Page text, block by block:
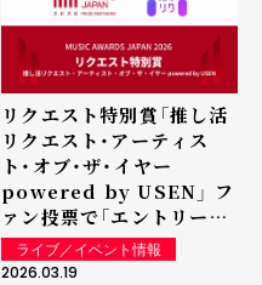
リクエスト特別賞「推し活
リクエスト・アーティス
ト・オブ・ザ・イヤー
powered by USEN」 フ
ァン投票で「エントリーア
ーティスト」50組決定！ ～
国内最大規模の国際音楽賞
ライブ／イベント情報
2026.03.19